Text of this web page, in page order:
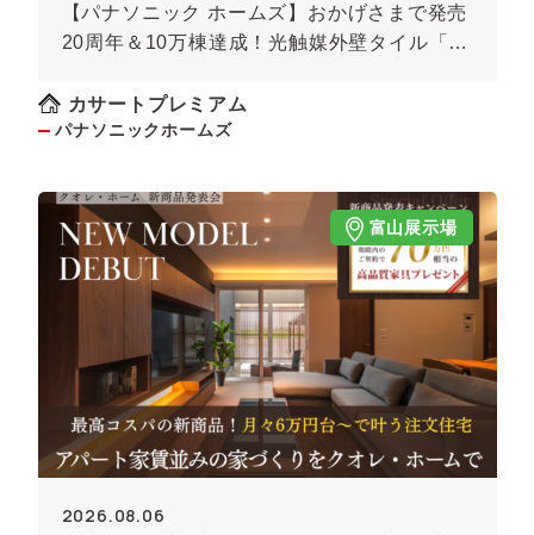
【パナソニック ホームズ】おかげさまで発売
20周年＆10万棟達成！光触媒外壁タイル「キ
カサートプレミアム
パナソニックホームズ
富山展示場
2026.08.06